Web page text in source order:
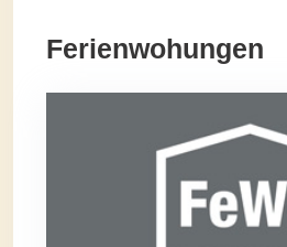
Ferienwohungen